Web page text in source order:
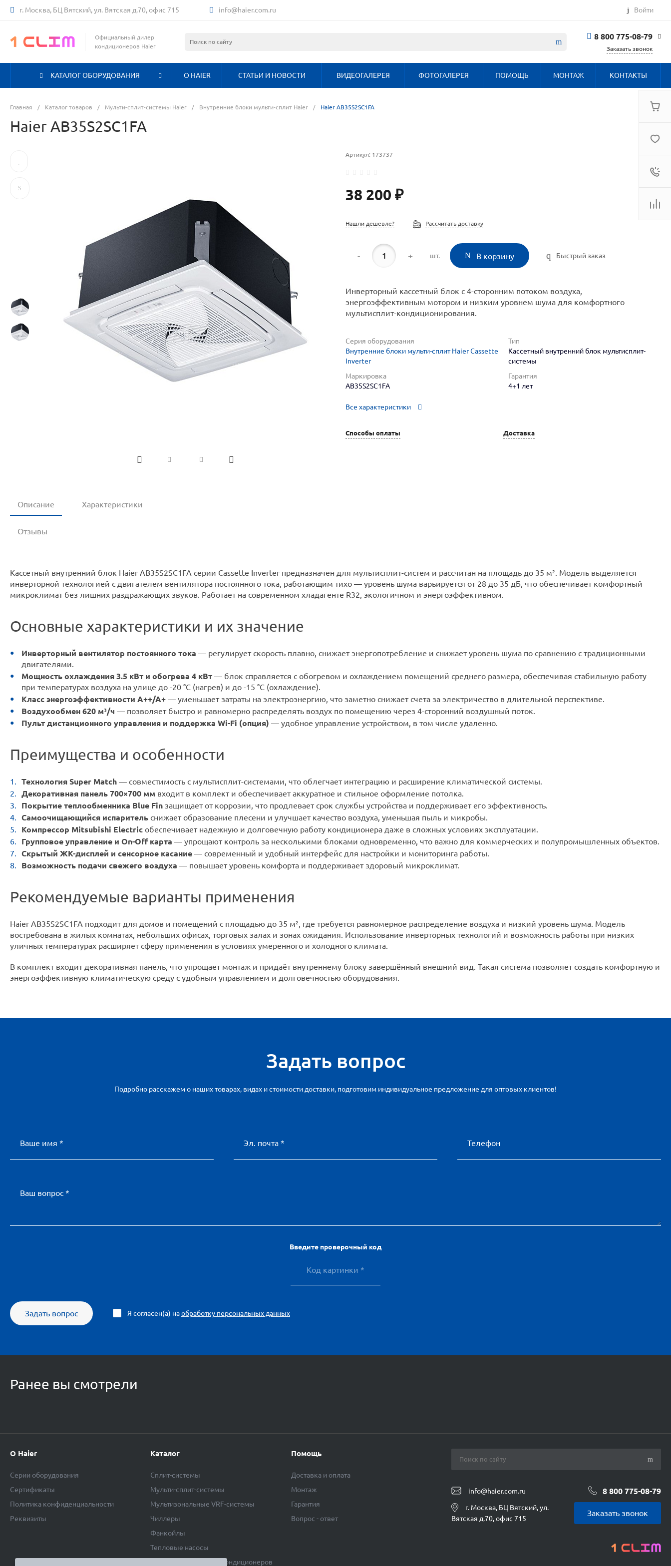
г. Москва, БЦ Вятский, ул. Вятская д.70, офис 715 info@haier.com.ru Войти
Официальный дилер
кондиционеров Haier
8 800 775-08-79
г. Москва, БЦ
Вятская д.70, офис
Заказать звонок
КАТАЛОГ ОБОРУДОВАНИЯ О HAIER СТАТЬИ И НОВОСТИ ВИДЕОГАЛЕРЕЯ ФОТОГАЛЕРЕЯ ПОМОЩЬ МОНТАЖ КОНТАКТЫ
Главная / Каталог товаров / Мульти-сплит-системы Haier / Внутренние блоки мульти-сплит Haier / Haier AB35S2SC1FA
Haier AB35S2SC1FA
Артикул: 173737
38 200 ₽
Нашли дешевле? Рассчитать доставку
- + шт. В корзину Быстрый заказ
Инверторный кассетный блок с 4-сторонним потоком воздуха,
энергоэффективным мотором и низким уровнем шума для комфортного
мультисплит-кондиционирования.
Серия оборудования
Внутренние блоки мульти-сплит Haier Cassette
Inverter
Тип
Кассетный внутренний блок мультисплит-
системы
Маркировка
AB35S2SC1FA
Гарантия
4+1 лет
Все характеристики
Способы оплаты Доставка
Описание Характеристики
Отзывы
Кассетный внутренний блок Haier AB35S2SC1FA серии Cassette Inverter предназначен для мультисплит-систем и рассчитан на площадь до 35 м². Модель выделяется
инверторной технологией с двигателем вентилятора постоянного тока, работающим тихо — уровень шума варьируется от 28 до 35 дБ, что обеспечивает комфортный
микроклимат без лишних раздражающих звуков. Работает на современном хладагенте R32, экологичном и энергоэффективном.
Основные характеристики и их значение
Инверторный вентилятор постоянного тока — регулирует скорость плавно, снижает энергопотребление и снижает уровень шума по сравнению с традиционными
двигателями.
Мощность охлаждения 3.5 кВт и обогрева 4 кВт— блок справляется с обогревом и охлаждением помещений среднего размера, обеспечивая стабильную работу
при температурах воздуха на улице до -20 °C (нагрев) и до -15 °C (охлаждение).
Класс энергоэффективности A++/A+— уменьшает затраты на электроэнергию, что заметно снижает счета за электричество в длительной перспективе.
Воздухообмен 620 м³/ч — позволяет быстро и равномерно распределять воздух по помещению через 4-сторонний воздушный поток.
Пульт дистанционного управления и поддержка Wi-Fi (опция) — удобное управление устройством, в том числе удаленно.
Преимущества и особенности
Технология Super Match— совместимость с мультисплит-системами, что облегчает интеграцию и расширение климатической системы.
Декоративная панель 700×700 ммвходит в комплект и обеспечивает аккуратное и стильное оформление потолка.
Покрытие теплообменника Blue Finзащищает от коррозии, что продлевает срок службы устройства и поддерживает его эффективность.
Самоочищающийся испарительснижает образование плесени и улучшает качество воздуха, уменьшая пыль и микробы.
Компрессор Mitsubishi Electricобеспечивает надежную и долговечную работу кондиционера даже в сложных условиях эксплуатации.
Групповое управление и On-Off карта — упрощают контроль за несколькими блоками одновременно, что важно для коммерческих и полупромышленных объектов.
Скрытый ЖК-дисплей и сенсорное касание— современный и удобный интерфейс для настройки и мониторинга работы.
Возможность подачи свежего воздуха — повышает уровень комфорта и поддерживает здоровый микроклимат.
Рекомендуемые варианты применения
Haier AB35S2SC1FA подходит для домов и помещений с площадью до 35 м², где требуется равномерное распределение воздуха и низкий уровень шума. Модель
востребована в жилых комнатах, небольших офисах, торговых залах и зонах ожидания. Использование инверторных технологий и возможность работы при низких
уличных температурах расширяет сферу применения в условиях умеренного и холодного климата.
В комплект входит декоративная панель, что упрощает монтаж и придаёт внутреннему блоку завершённый внешний вид. Такая система позволяет создать комфортную и
энергоэффективную климатическую среду с удобным управлением и долговечностью оборудования.
Задать вопрос
Подробно расскажем о наших товарах, видах и стоимости доставки, подготовим индивидуальное предложение для оптовых клиентов!
Ваше имя * Эл. почта * Телефон
Ваш вопрос *
Введите проверочный код
Задать вопрос Я согласен(а) наобработку персональных данных
Ранее вы смотрели
О Haier
Серии оборудования
Сертификаты
Политика конфиденциальности
Реквизиты
Каталог
Сплит-системы
Мульти-сплит-системы
Мультизональные VRF-системы
Чиллеры
Фанкойлы
Тепловые насосы
Комплектующие для кондиционеров
Помощь
Доставка и оплата
Монтаж
Гарантия
Вопрос - ответ
info@haier.com.ru 8 800 775-08-79
г. Москва, БЦ Вятский, ул.
Вятская д.70, офис 715
Заказать звонок